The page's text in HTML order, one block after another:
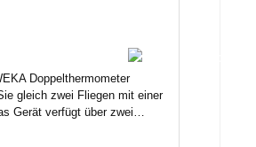
Doppelthermometer
gleich zwei Fliegen mit einer
Gerät verfügt über zwei